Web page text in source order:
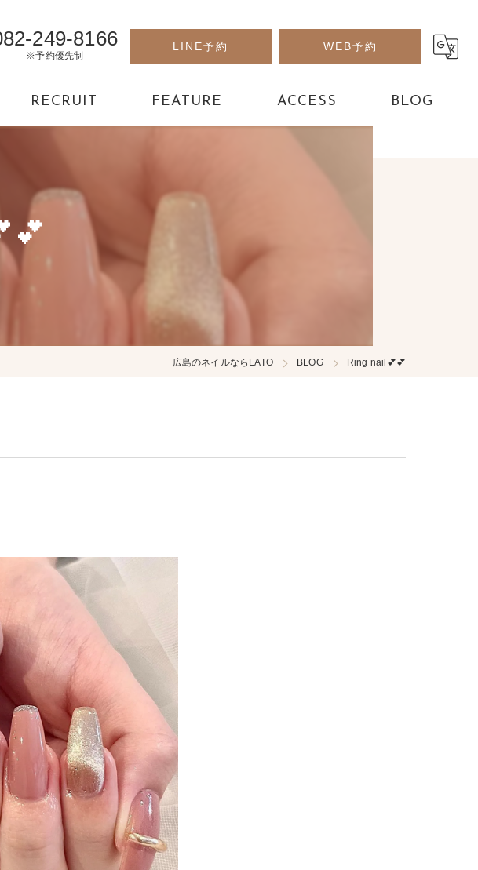
249-8166
※予約優先制
LINE予約 WEB予約
RECRUIT FEATURE
パーツ
ACCESS BLOG
広島のネイルならLATO BLOG Ring nail💕💕